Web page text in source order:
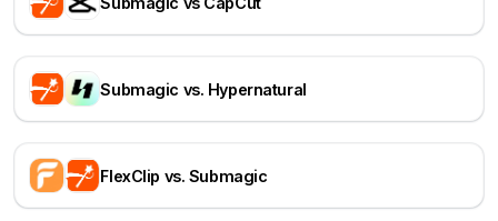
Submagic vs. Hypernatural
FlexClip vs. Submagic